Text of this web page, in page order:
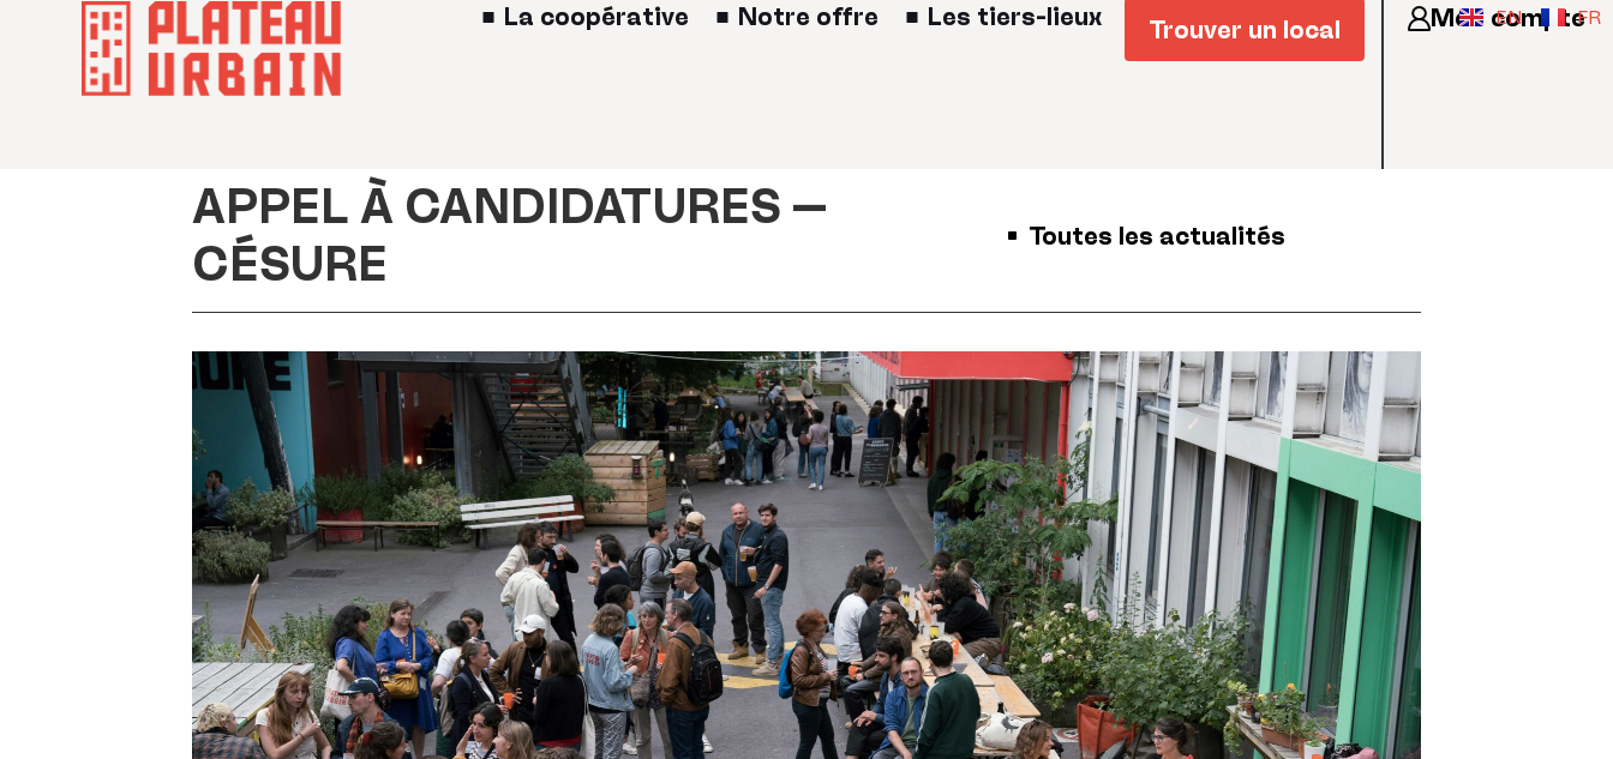
EN FR
La coopérative Notre offre Les tiers-lieux Trouver un local Mon compte
APPEL À CANDIDATURES –
CÉSURE
■ Toutes les actualités